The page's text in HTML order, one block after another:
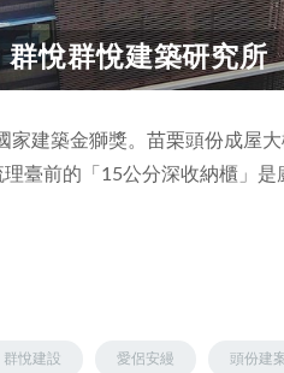
悅群悅建築研究所
家建築金獅獎。苗栗頭份成屋
臺前的「15公分深收納櫃」是
群悅建設 愛侶安縵 頭份建